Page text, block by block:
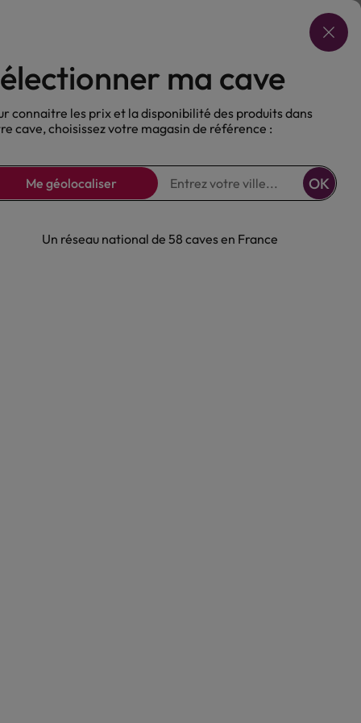
Choisir ma cave
Nos Bières Sans alcool
cru Blanc
Pinot Gris
ma cave
connaitre les prix et la disponibilité des produits dans
cave, choisissez votre magasin de référence :
Me géolocaliser OK
Un réseau national de 58 caves en France